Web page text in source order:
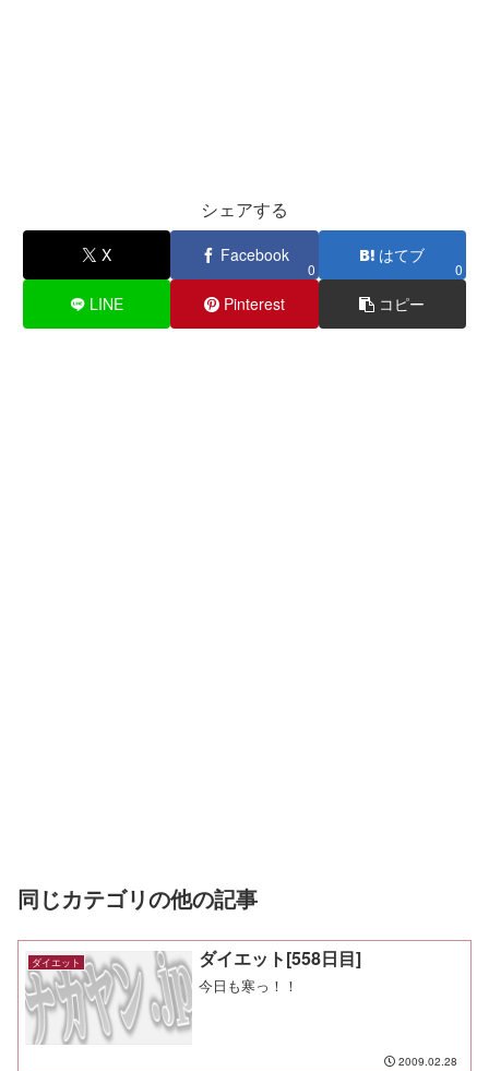
シェアする
X Facebook
0
はてブ
0
LINE Pinterest コピー
同じカテゴリの他の記事
ダイエット ダイエット[558日目]
今日も寒っ！！
2009.02.28